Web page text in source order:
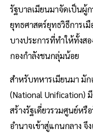
รัฐบาลเมียนมาจัดเป็นผู้
ยุทธศาสตร์ยุทธวิธีการเ
บางประการที่ทำให้ทั้งส
กองกำลังชนกลุ่มน้อย
สำหรับทหารเมียนมา มัก
(National Unification)
สร้างรัฐเดี่ยวรวมศูนย์ห
อำนาจเข้าสู่แกนกลาง